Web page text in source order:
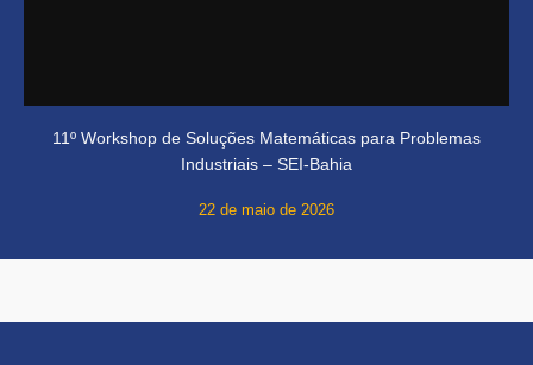
11º Workshop de Soluções Matemáticas para Problemas
Industriais – SEI-Bahia
22 de maio de 2026